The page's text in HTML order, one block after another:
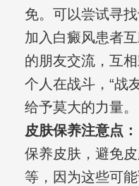
免。可以尝试寻
加入白癜风患者
的朋友交流，互
个人在战斗，“战
给予莫大的力量。
皮肤保养注意点：
保养皮肤，避免
等，因为这些可